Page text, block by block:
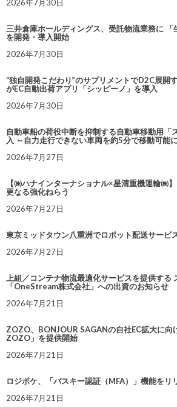
2026年7月30日
三井倉庫ホールディングス、受託物流業務に 「
を開発・導入開始
2026年7月30日
“独自開発こだわり”のサプリメントでD2C展開
がEC自動出荷アプリ「シッピーノ」を導入
2026年7月30日
自動車船の荷役中断を抑制する自動車移動用「
入 ～自力走行できない車両を約5分で移動可能
2026年7月27日
【㈱ハナインターナショナル×星清重機運輸㈱
更なる強化ねらう
2026年7月27日
東京ミッドタウン八重洲でロボット配送サービ
2026年7月27日
上組／コンテナ物流最適化サービスを提供する
「OneStream株式会社」への出資のお知らせ
2026年7月21日
ZOZO、BONJOUR SAGANの自社EC拡大に
ZOZO」を提供開始
2026年7月21日
ロジポケ、「パスキー認証（MFA）」機能をリ
2026年7月21日